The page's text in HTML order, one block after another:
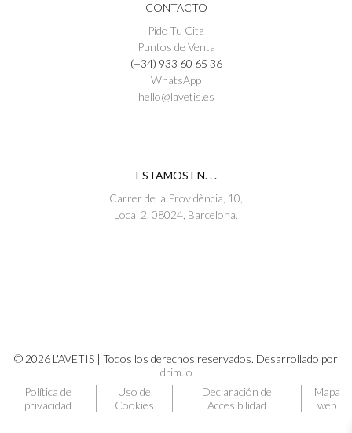
CONTACTO
Pide Tu Cita
Puntos de Venta
(+34) 933 60 65 36
WhatsApp
hello@lavetis.es
ESTAMOS EN. . .
Carrer de la Providència, 10,
Local 2, 08024, Barcelona.
© 2026 L'AVETIS | Todos los derechos reservados. Desarrollado por
drim.io
Política de
privacidad
Uso de
Cookies
Declaración de
Accesibilidad
Mapa
web